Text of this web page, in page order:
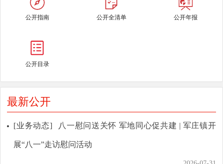
公开指南 公开全清单 公开年报
公开目录
最新公开
[业务动态] 八一慰问送关怀 军地同心促共建 | 军庄镇开
展“八一”走访慰问活动